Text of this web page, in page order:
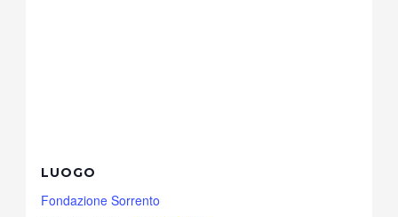
LUOGO
Fondazione Sorrento